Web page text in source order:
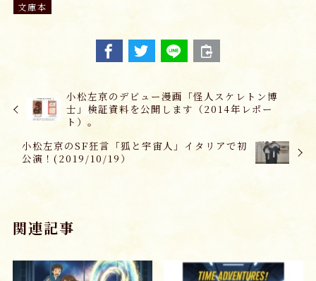
文庫本
小松左京のデビュー漫画「怪人スケレトン博
士」検証資料を公開します（2014年レポー
ト）。
小松左京のSF狂言「狐と宇宙人」イタリアで初
公演！(2019/10/19）
関連記事